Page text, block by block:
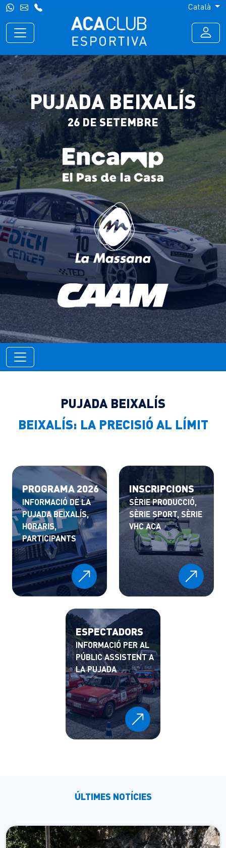
Català
PUJADA BEIXALÍS
26 DE SETEMBRE
PUJADA BEIXALÍS
BEIXALÍS: LA PRECISIÓ AL LÍMIT
PROGRAMA 2026
INFORMACIÓ DE LA
PUJADA BEIXALÍS,
HORARIS,
PARTICIPANTS
INSCRIPCIONS
SÈRIE PRODUCCIÓ,
SÈRIE SPORT, SÈRIE
VHC ACA
ESPECTADORS
INFORMACIÓ PER AL
PÚBLIC ASSISTENT A
LA PUJADA
ÚLTIMES NOTÍCIES